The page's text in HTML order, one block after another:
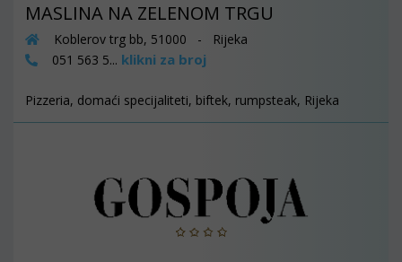
MASLINA NA ZELENOM TRGU
Koblerov trg bb, 51000 - Rijeka
051 563 5... klikni za broj
Pizzeria, domaći specijaliteti, biftek, rumpsteak, Rijeka